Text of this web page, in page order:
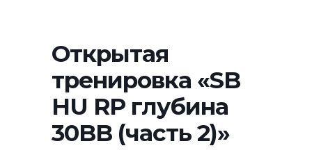
Открытая
тренировка «SB
HU RP глубина
30BB (часть 2)»